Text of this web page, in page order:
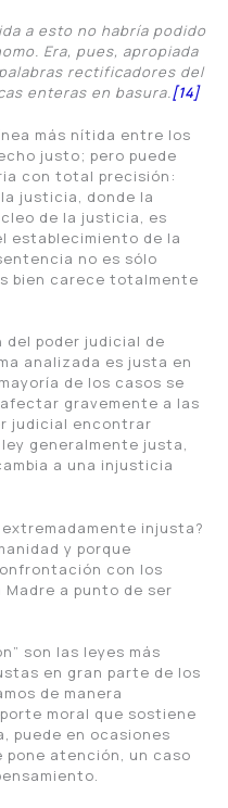
a esto no habría podido
Era, pues, apropiada
rectificadores del
enteras en basura.[14]
más nítida entre los
justo; pero puede
con total precisión:
justicia, donde la
de la justicia, es
establecimiento de la
no es sólo
bien carece totalmente
del poder judicial de
analizada es justa en
de los casos se
gravemente a las
judicial encontrar
generalmente justa,
a una injusticia
extremadamente injusta?
y porque
con los
a punto de ser
son las leyes más
en gran parte de los
de manera
moral que sostiene
puede en ocasiones
pone atención, un caso